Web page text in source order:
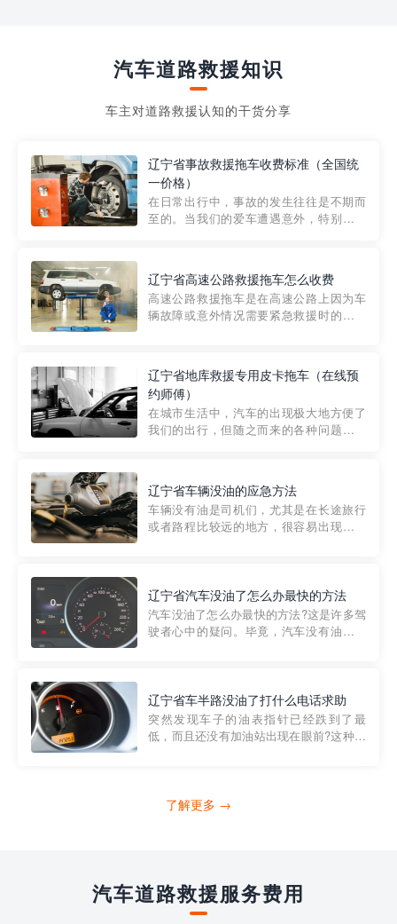
汽车道路救援知识
车主对道路救援认知的干货分享
辽宁省事故救援拖车收费标准（全国统
一价格）
在日常出行中，事故的发生往往是不期而
至的。当我们的爱车遭遇意外，特别是在
细解析一下市区事故救援拖车的收费标
准，以及在选用拖车服务时应注...
辽宁省高速公路救援拖车怎么收费
高速公路救援拖车是在高速公路上因为车
辆故障或意外情况需要紧急救援时的必备
路救援拖车的收费标准是由当地交通管理
部门制定的。起步价通...
辽宁省地库救援专用皮卡拖车（在线预
约师傅）
在城市生活中，汽车的出现极大地方便了
我们的出行，但随之而来的各种问题也让
紧急情况下，我们需要一种高效可靠的救
援方式。而这时，地库救援专...
辽宁省车辆没油的应急方法
车辆没有油是司机们，尤其是在长途旅行
或者路程比较远的地方，很容易出现这种
的送油师傅，解决没油的紧急情况。 首
先，让我们来了解一下穿...
辽宁省汽车没油了怎么办最快的方法
汽车没油了怎么办最快的方法?这是许多驾
驶者心中的疑问。毕竟，汽车没有油就无
越者小程序是一款专门解决汽车没油问题
的在线服务平台。通过...
辽宁省车半路没油了打什么电话求助
突然发现车子的油表指针已经跌到了最
低，而且还没有加油站出现在眼前?这种情
打4006363122请求送油人员来帮助你。
了解更多 →
汽车道路救援服务费用